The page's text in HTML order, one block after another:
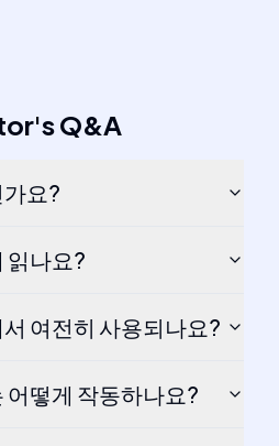
'sQ&A
요?
읽나요?
여전히 사용되나요?
어떻게 작동하나요?